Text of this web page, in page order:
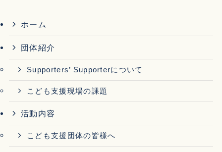
ホーム
団体紹介
Supporters’ Supporterについて
こども支援現場の課題
活動内容
こども支援団体の皆様へ